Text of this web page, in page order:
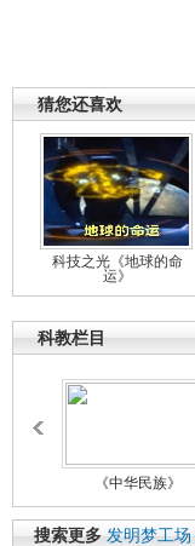
猜您还喜欢
科技之光《地球的命
运》
科教栏目
《中华民族》
搜索更多 发明梦工场